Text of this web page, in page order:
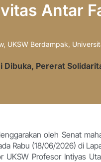
Antar
, UKSW Berdampak,
Dibuka, Pererat
oleh Senat
Rabu (18/06/2026) di
Profesor Intiyas